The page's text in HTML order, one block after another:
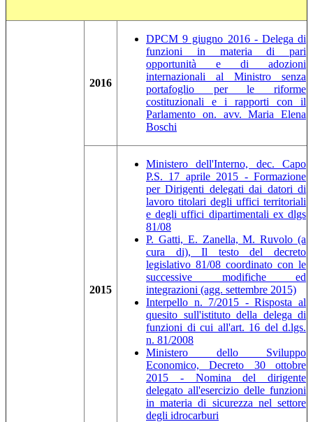
2016
DPCM 9 giugno 2016 - Delega di
funzioni in materia di pari
opportunità e di adozioni
internazionali al Ministro senza
portafoglio per le riforme
costituzionali e i rapporti con il
Parlamento on. avv. Maria Elena
Boschi
2015
Ministero dell'Interno, dec. Capo
P.S. 17 aprile 2015 - Formazione
per Dirigenti delegati dai datori di
lavoro titolari degli uffici territoriali
e degli uffici dipartimentali ex dlgs
81/08
P. Gatti, E. Zanella, M. Ruvolo (a
cura di), Il testo del decreto
legislativo 81/08 coordinato con le
successive modifiche ed
integrazioni (agg. settembre 2015)
Interpello n. 7/2015 - Risposta al
quesito sull'istituto della delega di
funzioni di cui all'art. 16 del d.lgs.
n. 81/2008
Ministero dello Sviluppo
Economico, Decreto 30 ottobre
2015 - Nomina del dirigente
delegato all'esercizio delle funzioni
in materia di sicurezza nel settore
degli idrocarburi